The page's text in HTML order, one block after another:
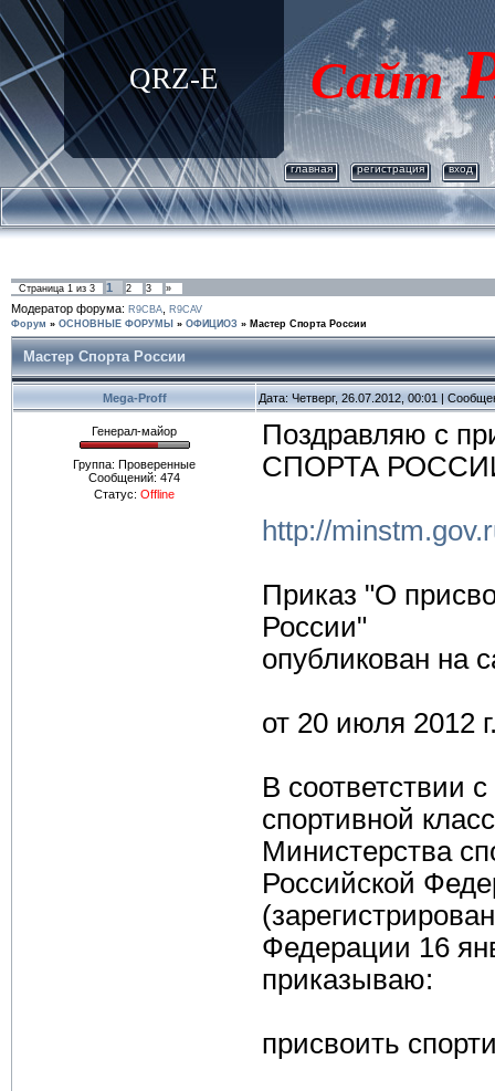
QRZ-E Сайт
главная регистрация вход
Страница 1 из 3 1 2 3 »
Модератор форума: R9CBA
R9CAV
Форум » ОСНОВНЫЕ ФОРУМЫ » ОФИЦИОЗ » Мастер Спорта России
Мастер Спорта России
Mega-Proff Дата: Четверг, 26.07.2012, 00:01 |
Генерал-майор
Группа: Проверенные
Сообщений: 474
Статус: Offline
Поздравляю с
СПОРТА
http://
Приказ "О
России"
опубликован на
от 20 июля 2012
В соответствии
спортивной
Министерства
Российской
Федерации 16
приказываю:
присвоить